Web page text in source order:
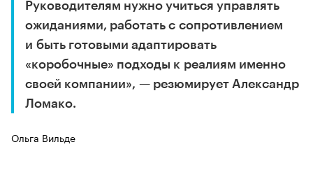
Руководителям нужно учиться управлять
ожиданиями, работать с сопротивлением
и быть готовыми адаптировать
«коробочные» подходы к реалиям именно
своей компании», — резюмирует Александр
Ломако.
Ольга Вильде